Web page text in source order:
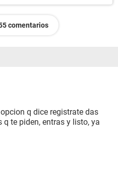
comentarios
q dice registrate das
te piden, entras y listo, ya